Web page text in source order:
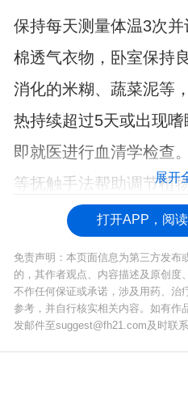
保持每天测量体温3次
棉透气衣物，卧室保持
消化的米糊、蔬菜泥等
热持续超过5天或出现
即就医进行血清学检查
等抚触手法帮助调节植
展开
打开APP，阅
免责声明：本页面信息为第三方发布
的，其作者观点、内容描述及原创度
不作任何保证或承诺，涉及用药、治
参考，并自行核实相关内容。如有作
发邮件至suggest@fh21.com及时联